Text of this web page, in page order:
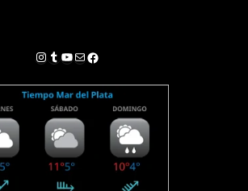
Instagram
Tumblr
YouTube
Correo electrónico
Facebook